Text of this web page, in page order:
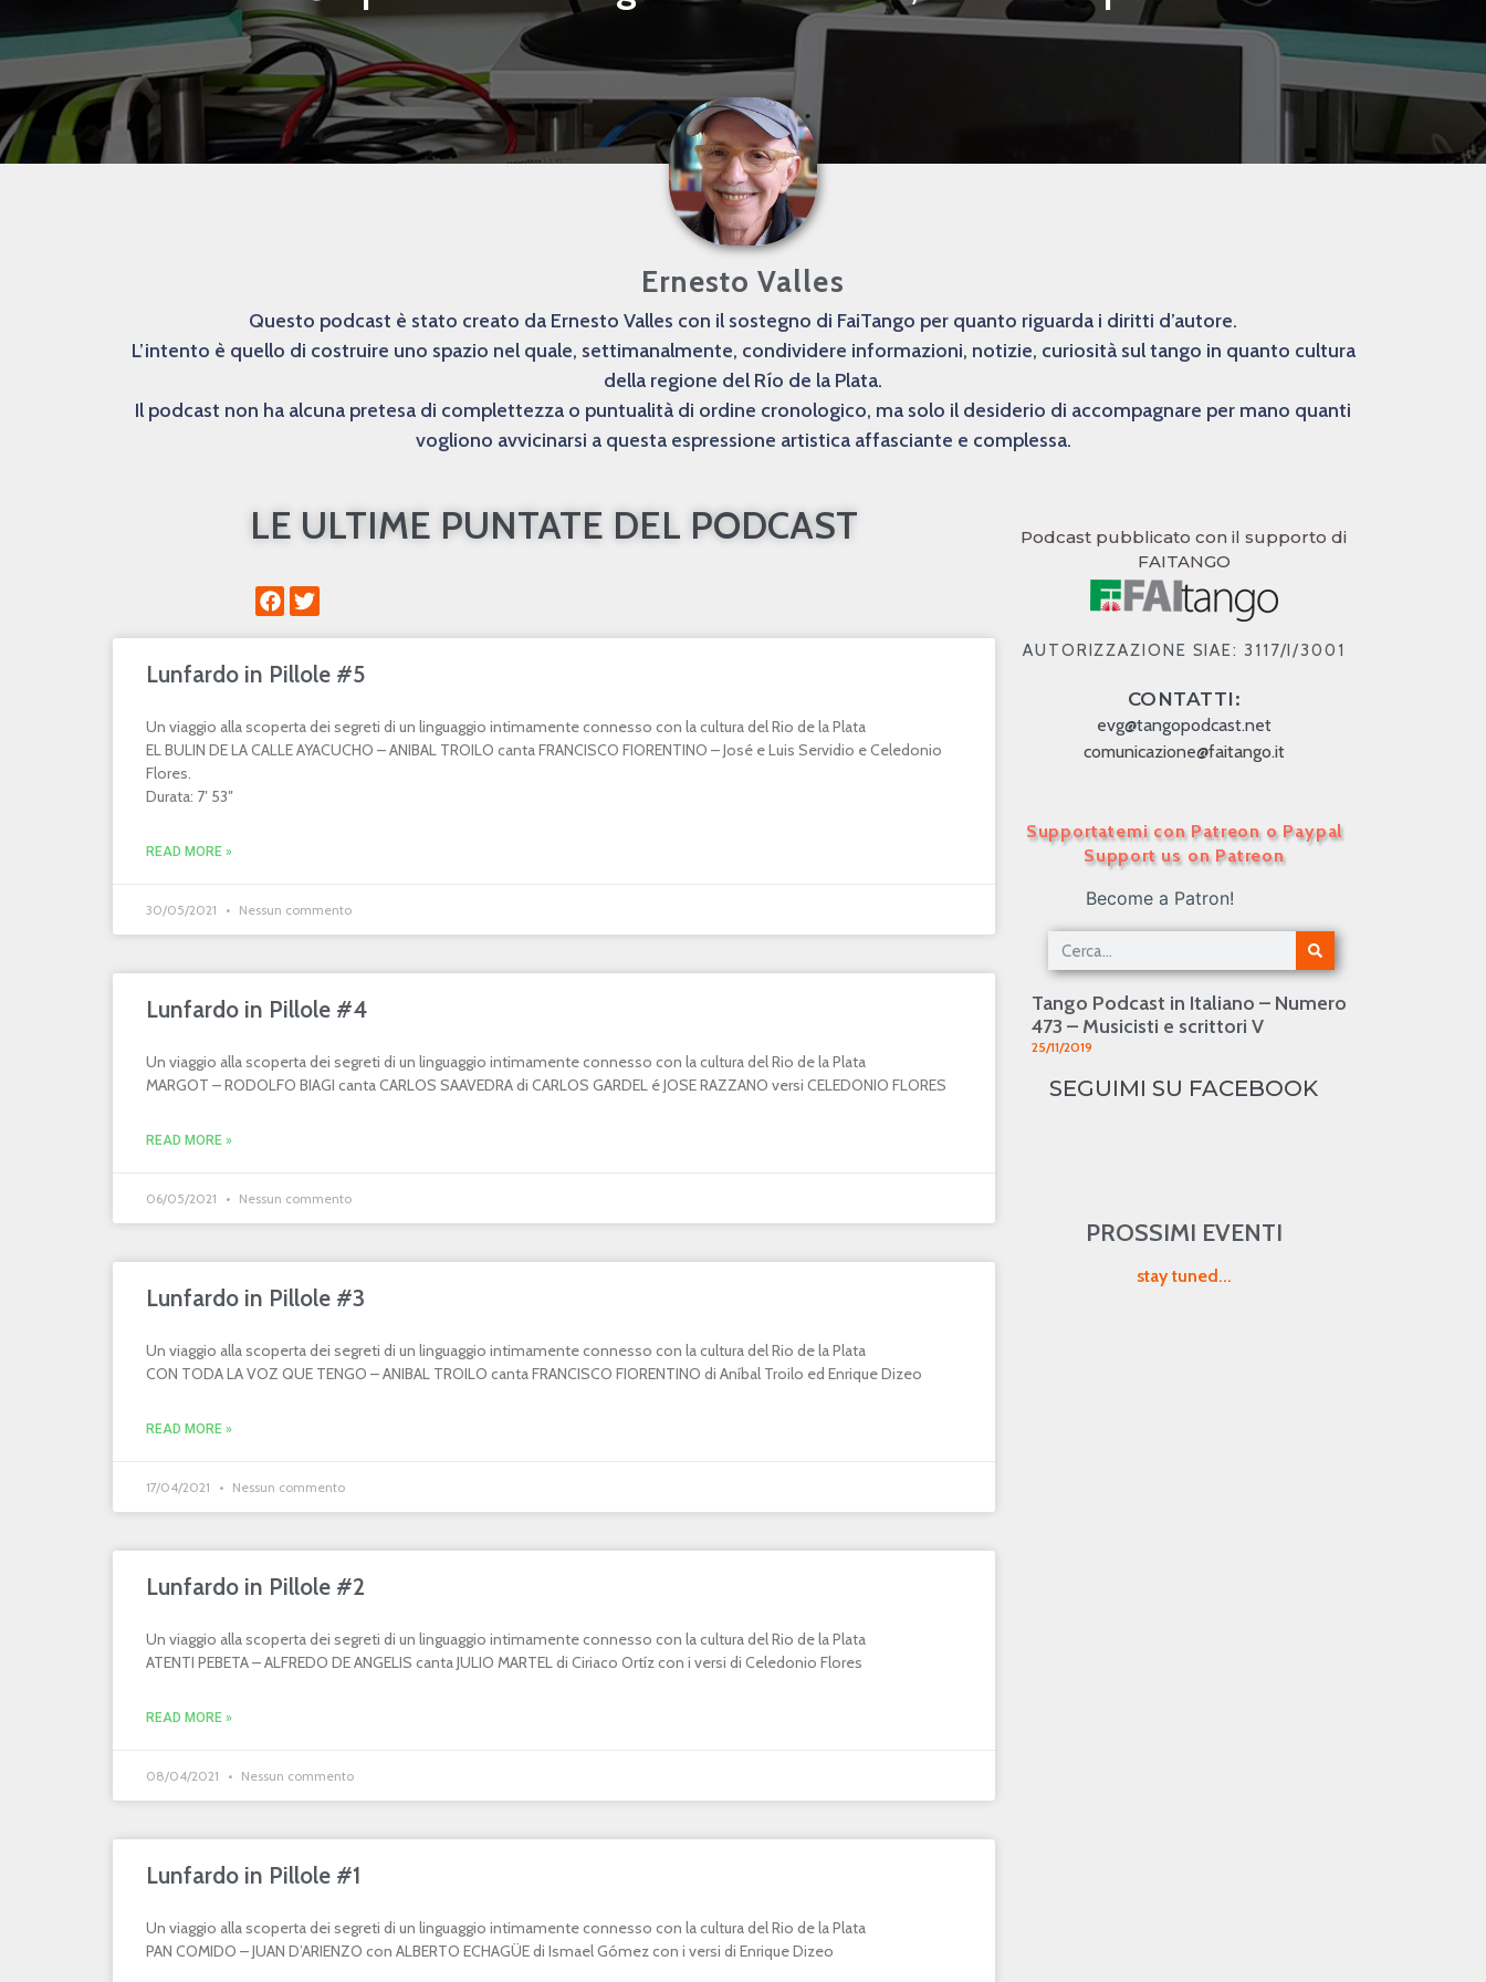
Ernesto Valles
Questo podcast è stato creato da Ernesto Valles con il sostegno di FaiTango per quanto riguarda i diritti d’autore.
L’intento è quello di costruire uno spazio nel quale, settimanalmente, condividere informazioni, notizie, curiosità sul tango in quanto cultura
della regione del Río de la Plata.
Il podcast non ha alcuna pretesa di complettezza o puntualità di ordine cronologico, ma solo il desiderio di accompagnare per mano quanti
vogliono avvicinarsi a questa espressione artistica affasciante e complessa.
LE ULTIME PUNTATE DEL PODCAST
Lunfardo in Pillole #5
Un viaggio alla scoperta dei segreti di un linguaggio intimamente connesso con la cultura del Rio de la Plata
EL BULIN DE LA CALLE AYACUCHO – ANIBAL TROILO canta FRANCISCO FIORENTINO – José e Luis Servidio e Celedonio
Flores.
Durata: 7′ 53″
READ MORE »
30/05/2021 Nessun commento
Lunfardo in Pillole #4
Un viaggio alla scoperta dei segreti di un linguaggio intimamente connesso con la cultura del Rio de la Plata
MARGOT – RODOLFO BIAGI canta CARLOS SAAVEDRA di CARLOS GARDEL é JOSE RAZZANO versi CELEDONIO FLORES
READ MORE »
06/05/2021 Nessun commento
Lunfardo in Pillole #3
Un viaggio alla scoperta dei segreti di un linguaggio intimamente connesso con la cultura del Rio de la Plata
CON TODA LA VOZ QUE TENGO – ANIBAL TROILO canta FRANCISCO FIORENTINO di Aníbal Troilo ed Enrique Dizeo
READ MORE »
17/04/2021 Nessun commento
Lunfardo in Pillole #2
Un viaggio alla scoperta dei segreti di un linguaggio intimamente connesso con la cultura del Rio de la Plata
ATENTI PEBETA – ALFREDO DE ANGELIS canta JULIO MARTEL di Ciriaco Ortíz con i versi di Celedonio Flores
READ MORE »
08/04/2021 Nessun commento
Lunfardo in Pillole #1
Un viaggio alla scoperta dei segreti di un linguaggio intimamente connesso con la cultura del Rio de la Plata
PAN COMIDO – JUAN D’ARIENZO con ALBERTO ECHAGÜE di Ismael Gómez con i versi di Enrique Dizeo
Podcast pubblicato con il supporto di
FAITANGO
AUTORIZZAZIONE SIAE: 3117/I/3001
CONTATTI:
evg@tangopodcast.net
comunicazione@faitango.it
Supportatemi con Patreon o Paypal
Support us on Patreon
Become a Patron!
Tango Podcast in Italiano – Numero
473 – Musicisti e scrittori V
25/11/2019
SEGUIMI SU FACEBOOK
PROSSIMI EVENTI
stay tuned...